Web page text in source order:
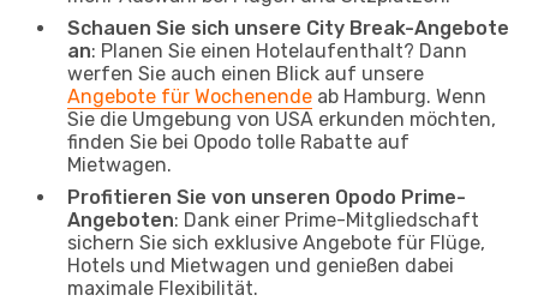
Schauen Sie sich unsere City Break-Angebote
an: Planen Sie einen Hotelaufenthalt? Dann
werfen Sie auch einen Blick auf unsere
Angebote für Wochenende ab Hamburg. Wenn
Sie die Umgebung von USA erkunden möchten,
finden Sie bei Opodo tolle Rabatte auf
Mietwagen.
Profitieren Sie von unseren Opodo Prime-
Angeboten: Dank einer Prime-Mitgliedschaft
sichern Sie sich exklusive Angebote für Flüge,
Hotels und Mietwagen und genießen dabei
maximale Flexibilität.